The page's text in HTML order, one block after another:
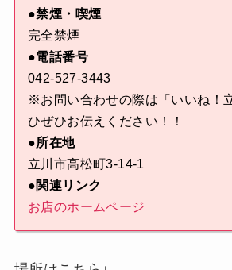
●禁煙・喫煙
完全禁煙
●電話番号
042-527-3443
※お問い合わせの際は「いいね！
ひぜひお伝えください！！
●所在地
立川市高松町3-14-1
●関連リンク
お店のホームページ